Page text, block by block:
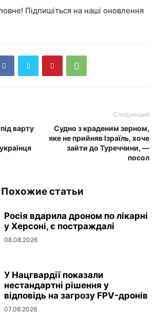
Підпишіться на наші оновлення
варту
Следующий
Судно з краденим зерном,
яке не прийняв Ізраїль, хоче
зайти до Туреччини, —
посол
Похожие статьи
Росія вдарила дроном по лікарні
у Херсоні, є постраждалі
08.08.2026
У Нацгвардії показали
нестандартні рішення у
відповідь на загрозу FPV-дронів
07.08.2026